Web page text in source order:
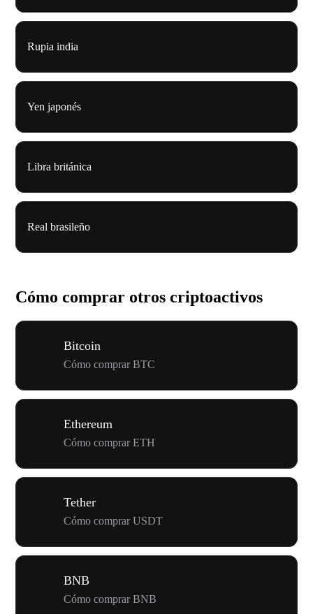
Rupia india
Yen japonés
Libra británica
Real brasileño
Cómo comprar otros criptoactivos
Bitcoin
Cómo comprar BTC
Ethereum
Cómo comprar ETH
Tether
Cómo comprar USDT
BNB
Cómo comprar BNB